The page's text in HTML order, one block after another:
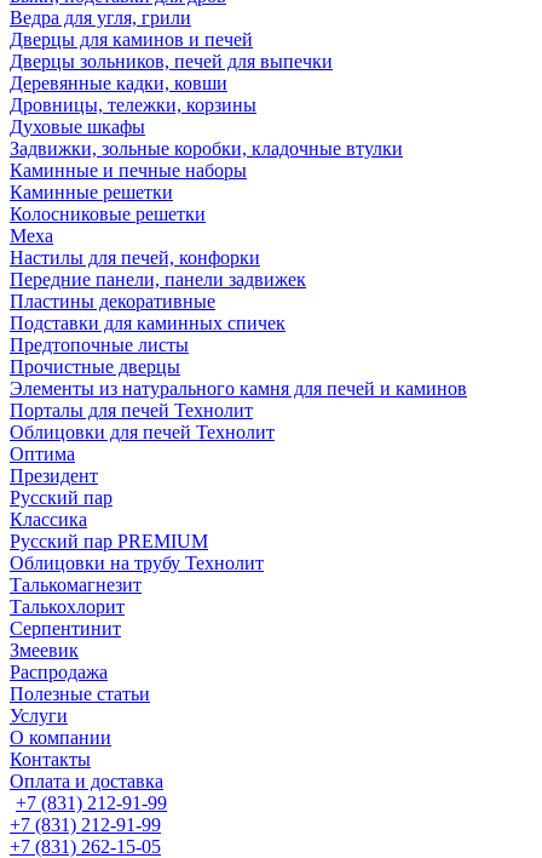
Ведра для угля, грили
Дверцы для каминов и печей
Дверцы зольников, печей для выпечки
Деревянные кадки, ковши
Дровницы, тележки, корзины
Духовые шкафы
Задвижки, зольные коробки, кладочные втулки
Каминные и печные наборы
Каминные решетки
Колосниковые решетки
Меха
Настилы для печей, конфорки
Передние панели, панели задвижек
Пластины декоративные
Подставки для каминных спичек
Предтопочные листы
Прочистные дверцы
Элементы из натурального камня для печей и каминов
Порталы для печей Технолит
Облицовки для печей Технолит
Оптима
Президент
Русский пар
Классика
Русский пар PREMIUM
Облицовки на трубу Технолит
Талькомагнезит
Талькохлорит
Серпентинит
Змеевик
Распродажа
Полезные статьи
Услуги
О компании
Контакты
Оплата и доставка
+7 (831) 212-91-99
+7 (831) 212-91-99
+7 (831) 262-15-05